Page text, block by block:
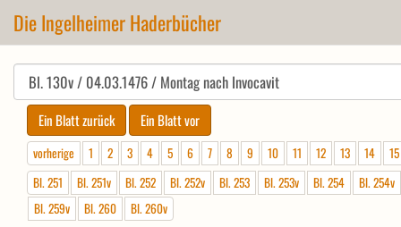
Die Ingelheimer Haderbücher
vorherige 1 2 3 4 5 6 7 8 9 10 11 12 13 14
15
Bl. 251
Bl. 251v Bl. 252 Bl. 252v Bl. 253 Bl. 253v Bl. 254
Bl. 254v
Bl. 259v
Bl. 260 Bl. 260v